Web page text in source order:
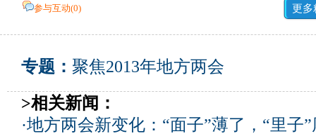
参与互动(0) 更多
专题： 聚焦2013年地方两会
>相关新闻：
·地方两会新变化：“面子”薄了，“里子